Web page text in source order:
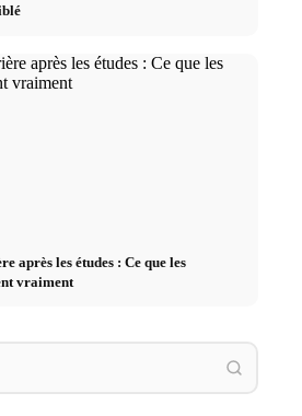
après les études : Ce que les
vraiment